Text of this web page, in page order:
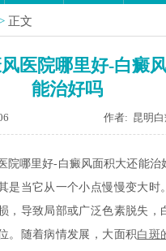
正文
医院哪里好-白癜
能治好吗
作者: 昆明白
医院哪里好-白癜风面积大还能治
是当它从一个小点慢慢变大时。
，导致局部或广泛色素脱失，
。随着病情发展，大面积白斑